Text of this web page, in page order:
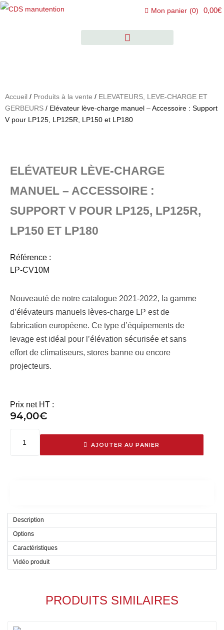
Mon panier (0) 0,00€
Accueil / Produits à la vente / ELEVATEURS, LEVE-CHARGE ET
GERBEURS / Elévateur lève-charge manuel – Accessoire : Support
V pour LP125, LP125R, LP150 et LP180
ELÉVATEUR LÈVE-CHARGE
MANUEL – ACCESSOIRE :
SUPPORT V POUR LP125, LP125R,
LP150 ET LP180
Référence :
LP-CV10M
Nouveauté de notre catalogue 2021-2022, la gamme
d’élévateurs manuels lèves-charge LP est de
fabrication européene. Ce type d’équipements de
levage est idéal pour l’élévation sécurisée et sans
effort de climatiseurs, stores banne ou encore
projecteurs.
Prix net HT :
94,00€
AJOUTER AU PANIER
Description
Options
Caractéristiques
Vidéo produit
PRODUITS SIMILAIRES